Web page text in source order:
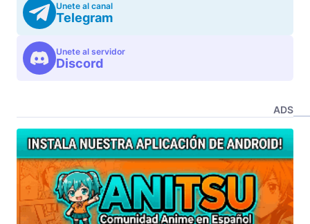
Unete al canal
Telegram
Unete al servidor
Discord
ADS